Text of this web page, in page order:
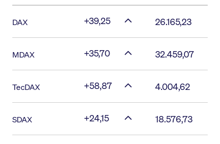
DAX +39,25 26.165,23
MDAX +35,70 32.459,07
TecDAX +58,87 4.004,62
SDAX +24,15 18.576,73